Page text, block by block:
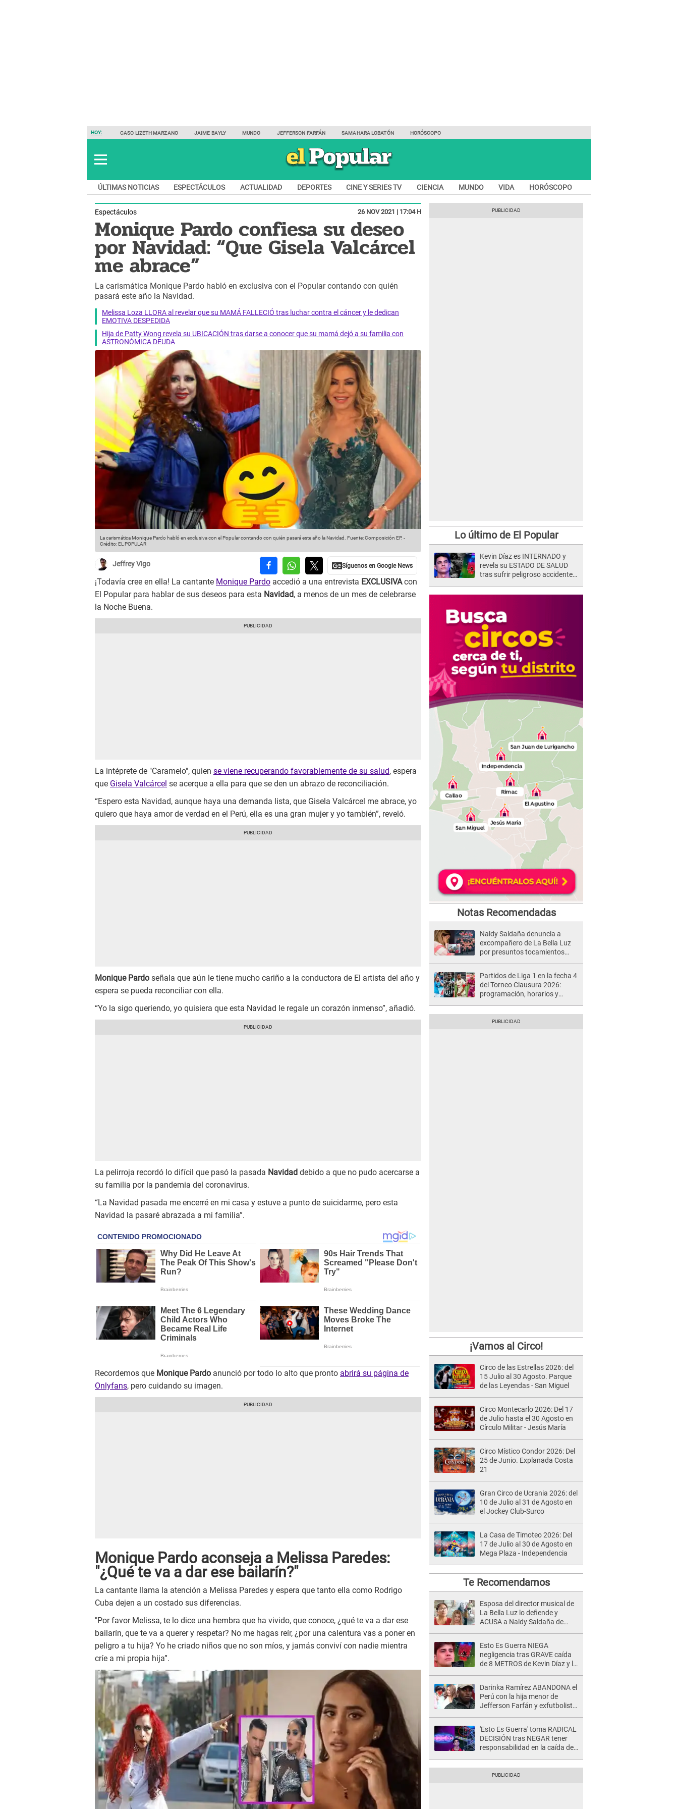
HOY: CASO LIZETH MARZANO JAIME BAYLY MUNDO JEFFERSON FARFÁN SAMAHARA LOBATÓN HORÓSCOPO
ÚLTIMAS NOTICIAS ESPECTÁCULOS ACTUALIDAD DEPORTES CINE Y SERIES TV CIENCIA MUNDO VIDA HORÓSCOPO
Espectáculos 26 NOV 2021 | 17:04 H
Monique Pardo confiesa su deseo
por Navidad: “Que Gisela Valcárcel
me abrace”
La carismática Monique Pardo habló en exclusiva con el Popular contando con quién
pasará este año la Navidad.
Melissa Loza LLORA al revelar que su MAMÁ FALLECIÓ tras luchar contra el cáncer y le dedican
EMOTIVA DESPEDIDA
Hija de Patty Wong revela su UBICACIÓN tras darse a conocer que su mamá dejó a su familia con
ASTRONÓMICA DEUDA
La carismática Monique Pardo habló en exclusiva con el Popular contando con quién pasará este año la Navidad. Fuente: Composición EP. -
Crédito: EL POPULAR
Jeffrey Vigo
¡Todavía cree en ella! La cantante Monique Pardo accedió a una entrevista EXCLUSIVAcon
El Popular para hablar de sus deseos para esta Navidad, a menos de un mes de celebrarse
la Noche Buena.
La intéprete de "Caramelo", quien se viene recuperando favorablemente de su salud, espera
que Gisela Valcárcel se acerque a ella para que se den un abrazo de reconciliación.
“Espero esta Navidad, aunque haya una demanda lista, que Gisela Valcárcel me abrace, yo
quiero que haya amor de verdad en el Perú, ella es una gran mujer y yo también”, reveló.
Monique Pardo señala que aún le tiene mucho cariño a la conductora de El artista del año y
espera se pueda reconciliar con ella.
“Yo la sigo queriendo, yo quisiera que esta Navidad le regale un corazón inmenso”, añadió.
La pelirroja recordó lo difícil que pasó la pasada Navidad debido a que no pudo acercarse a
su familia por la pandemia del coronavirus.
“La Navidad pasada me encerré en mi casa y estuve a punto de suicidarme, pero esta
Navidad la pasaré abrazada a mi familia”.
Recordemos que Monique Pardo anunció por todo lo alto que pronto abrirá su página de
Onlyfans, pero cuidando su imagen.
Monique Pardo aconseja a Melissa Paredes:
"¿Qué te va a dar ese bailarín?"
La cantante llama la atención a Melissa Paredes y espera que tanto ella como Rodrigo
Cuba dejen a un costado sus diferencias.
"Por favor Melissa, te lo dice una hembra que ha vivido, que conoce, ¿qué te va a dar ese
bailarín, que te va a querer y respetar? No me hagas reír, ¿por una calentura vas a poner en
peligro a tu hija? Yo he criado niños que no son míos, y jamás conviví con nadie mientra
críe a mi propia hija”.
Lo último de El Popular
Kevin Díaz es INTERNADO y
revela su ESTADO DE SALUD
tras sufrir peligroso accidente
Notas Recomendadas
Naldy Saldaña denuncia a
excompañero de La Bella Luz
por presuntos tocamientos
Partidos de Liga 1 en la fecha 4
del Torneo Clausura 2026:
programación, horarios y
¡Vamos al Circo!
Circo de las Estrellas 2026: del
15 Julio al 30 Agosto. Parque
de las Leyendas - San Miguel
Circo Montecarlo 2026: Del 17
de Julio hasta el 30 Agosto en
Círculo Militar - Jesús María
Circo Místico Condor 2026: Del
25 de Junio. Explanada Costa
21
Gran Circo de Ucrania 2026: del
10 de Julio al 31 de Agosto en
el Jockey Club-Surco
La Casa de Timoteo 2026: Del
17 de Julio al 30 de Agosto en
Mega Plaza - Independencia
Te Recomendamos
Esposa del director musical de
La Bella Luz lo defiende y
ACUSA a Naldy Saldaña de
Esto Es Guerra NIEGA
negligencia tras GRAVE caída
de 8 METROS de Kevin Díaz y lo
Darinka Ramírez ABANDONA el
Perú con la hija menor de
Jefferson Farfán y exfutbolista
'Esto Es Guerra' toma RADICAL
DECISIÓN tras NEGAR tener
responsabilidad en la caída de